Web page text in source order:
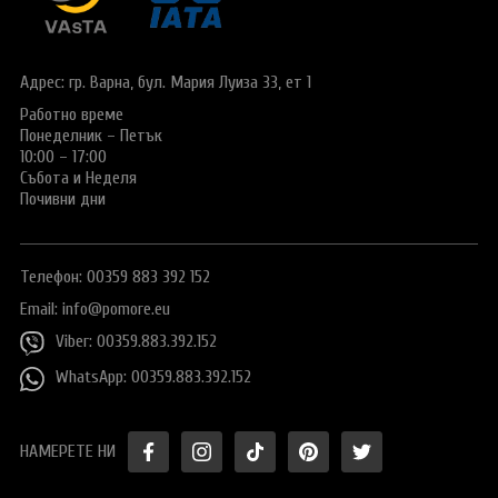
Е-ВИЗА ЗА РУСИЯ
ВИЗА за САУДИТСКА АРАБИЯ
Виза за Тайланд
Заявление за издаване на електронно разрешение за
пътуване до UK
ПОДАРЪЧЕН ВАУЧЕР ЗА ПЪТУВАНЕ
ОЩЕ
Общи условия
Политика за
поверителност
+359 883 392 152
Адрес: гр. Варна, бул. Мария Луиза 33, ет 1
Работно време
Понеделник – Петък
10:00 – 17:00
Събота и Неделя
Почивни дни
Телефон: 00359 883 392 152
Email: info@pomore.eu
Viber: 00359.883.392.152
WhatsApp: 00359.883.392.152
НАМЕРЕТЕ НИ